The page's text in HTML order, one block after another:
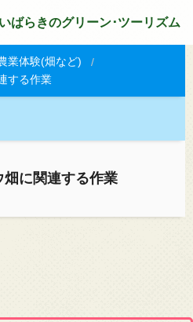
いばらきのグリーン･ツーリズム
業体験(畑など)
する作業
に関連する作業